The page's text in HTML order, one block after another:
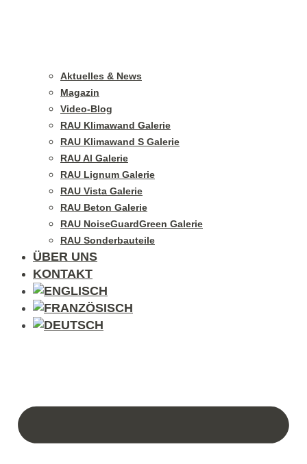
Aktuelles & News
Magazin
Video-Blog
RAU Klimawand Galerie
RAU Klimawand S Galerie
RAU Al Galerie
RAU Lignum Galerie
RAU Vista Galerie
RAU Beton Galerie
RAU NoiseGuardGreen Galerie
RAU Sonderbauteile
ÜBER UNS
KONTAKT